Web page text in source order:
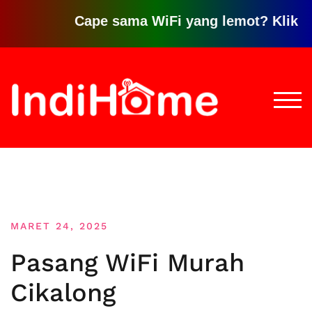
Cape sama WiFi yang lemot? Klik disini
konten
MARET 24, 2025
Pasang WiFi Murah
Cikalong